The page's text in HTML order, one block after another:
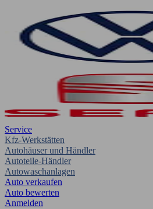
Service
Kfz-Werkstätten
Autohäuser und Händler
Autoteile-Händler
Autowaschanlagen
Auto verkaufen
Auto bewerten
Anmelden